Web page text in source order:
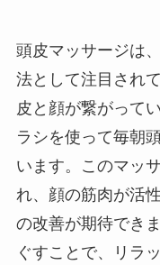
頭皮マッサージは
法として注目され
皮と顔が繋がって
ラシを使って毎朝
います。このマッ
れ、顔の筋肉が活
の改善が期待でき
ぐすことで、リラ